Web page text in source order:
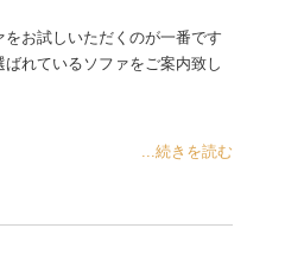
お試しいただくのが一番です
れているソファをご案内致し
...続きを読む